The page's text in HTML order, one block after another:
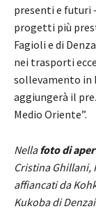
presenti e futuri
progetti più
Fagioli e di
nei trasporti
sollevamento in
aggiungerà il
Medio Oriente”.
Nellafoto di
Cristina Ghillani,
affiancati da
Kukoba di